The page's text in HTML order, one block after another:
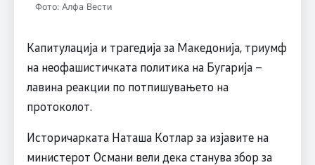
Фото: Алфа Вести
Капитулација и трагедија за Македонија, триумф
на неофашистичката политика на Бугарија –
лавина реакции по потпишувањето на
протоколот.
Историчарката Наташа Котлар за изјавите на
министерот Османи вели дека станува збор за